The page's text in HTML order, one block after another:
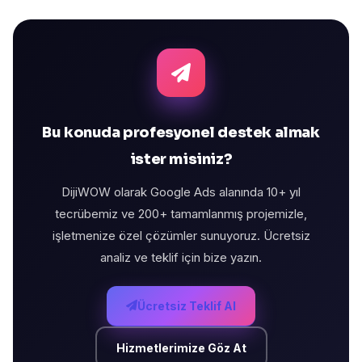
Bu konuda profesyonel destek almak
ister misiniz?
DijiWOW olarak Google Ads alanında 10+ yıl
tecrübemiz ve 200+ tamamlanmış projemizle,
işletmenize özel çözümler sunuyoruz. Ücretsiz
analiz ve teklif için bize yazın.
Ücretsiz Teklif Al
Hizmetlerimize Göz At